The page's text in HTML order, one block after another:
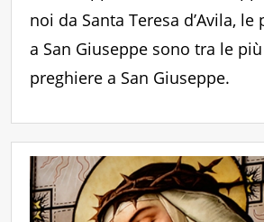
noi da Santa Teresa d’Avila,
a San Giuseppe sono tra le
preghiere a San Giuseppe.